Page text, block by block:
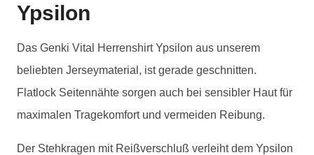
Ypsilon
Das Genki Vital Herrenshirt Ypsilon aus unserem
beliebten Jerseymaterial, ist gerade geschnitten.
Flatlock Seitennähte sorgen auch bei sensibler Haut für
maximalen Tragekomfort und vermeiden Reibung.
Der Stehkragen mit Reißverschluß verleiht dem Ypsilon